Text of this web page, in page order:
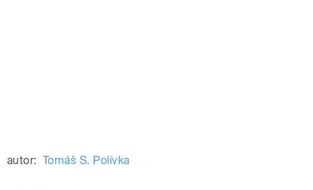
autor: Tomáš S. Polívka